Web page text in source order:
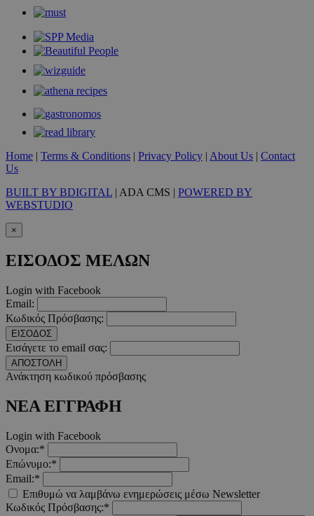
Home | Terms & Conditions | Privacy Policy | About Us | Contact
Us
BUILT BY BDIGITAL | ADA CMS | POWERED BY
WEBSTUDIO
×
ΕΙΣΟΔΟΣ ΜΕΛΩΝ
Login with Facebook
Email:
Κωδικός Πρόσβασης:
ΕΙΣΟΔΟΣ
Εισάγετε το email σας:
ΑΠΟΣΤΟΛΗ
Ανάκτηση κωδικού πρόσβασης
ΝΕΑ ΕΓΓΡΑΦΗ
Login with Facebook
Ονομα:*
Επώνυμο:*
Email:*
Επιθυμώ να λαμβάνω ενημερώσεις μέσω Newsletter
Κωδικός Πρόσβασης:*